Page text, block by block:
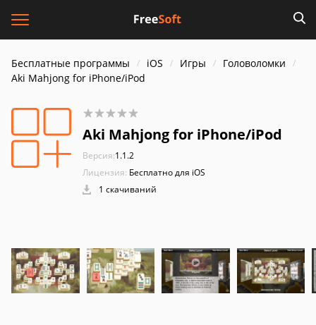
Бесплатные программы iOS Игры
Головоломки
Aki Mahjong for iPhone/iPod
Aki Mahjong for iPhone/iPod
Версия:1.1.2
Лицензия: Бесплатно для iOS
1 скачиваний